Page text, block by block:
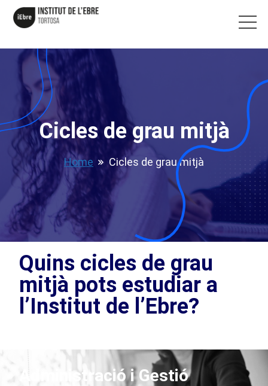
Cicles de grau mitjà
Home Cicles de grau mitjà
Quins cicles de grau
mitjà pots estudiar a
l’Institut de l’Ebre?
Administració i Gestió